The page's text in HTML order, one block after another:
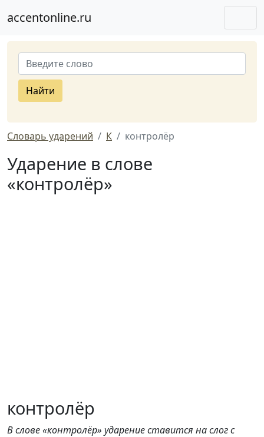
accentonline.ru
Найти
Словарь ударений К контролёр
Ударение в слове
«контролёр»
контролёр
В слове «контролёр» ударение ставится на слог с